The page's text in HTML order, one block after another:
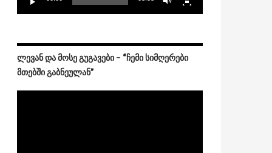
ᲚᲔᲕᲐᲜ ᲓᲐ ᲛᲝᲡᲔ ᲒᲣᲒᲐᲕᲔᲑᲘ – “ᲩᲔᲛᲘ ᲡᲘᲛᲦᲔᲠᲔᲑᲘ
ᲛᲗᲔᲑᲨᲘ ᲒᲐᲑᲜᲔᲣᲚᲐᲜ”